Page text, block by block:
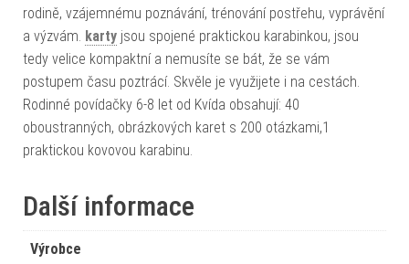
rodině, vzájemnému poznávání, trénování postřehu, vyprávění
a výzvám. karty jsou spojené praktickou karabinkou, jsou
tedy velice kompaktní a nemusíte se bát, že se vám
postupem času poztrácí. Skvěle je využijete i na cestách.
Rodinné povídačky 6-8 let od Kvída obsahují: 40
oboustranných, obrázkových karet s 200 otázkami,1
praktickou kovovou karabinu.
Další informace
Výrobce